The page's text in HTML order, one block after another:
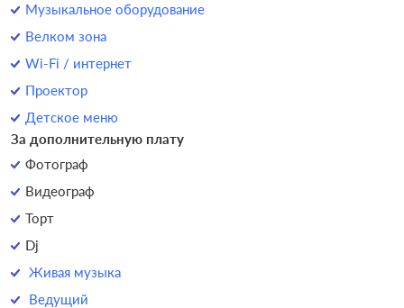
Музыкальное оборудование
Велком зона
Wi-Fi / интернет
Проектор
Детское меню
За дополнительную плату
Фотограф
Видеограф
Торт
Dj
Живая музыка
Ведущий